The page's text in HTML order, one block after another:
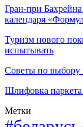
Гран-при
календаря
Туризм нового
испытывать
Советы по выбору
Шлифовка
Метки